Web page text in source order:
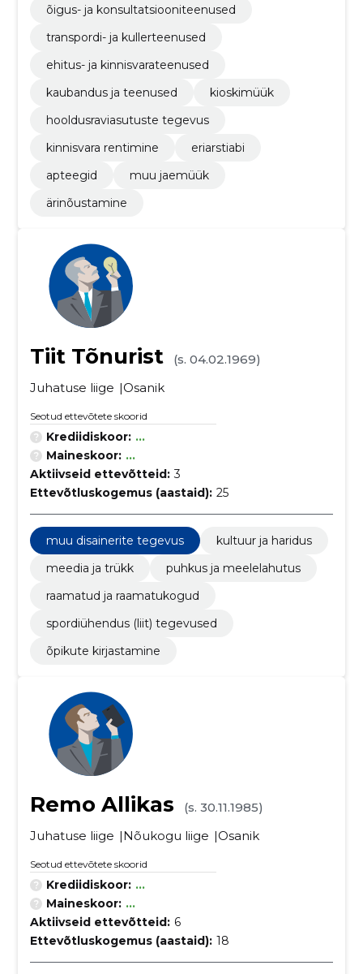
õigus- ja konsultatsiooniteenused
transpordi- ja kullerteenused
ehitus- ja kinnisvarateenused
kaubandus ja teenused
kioskimüük
hooldusraviasutuste tegevus
kinnisvara rentimine
eriarstiabi
apteegid
muu jaemüük
ärinõustamine
Tiit Tõnurist
(s. 04.02.1969)
Juhatuse liige
Osanik
Seotud ettevõtete skoorid
Krediidiskoor: ...
Maineskoor: ...
Aktiivseid ettevõtteid: 3
Ettevõtluskogemus (aastaid): 25
muu disainerite tegevus
kultuur ja haridus
meedia ja trükk
puhkus ja meelelahutus
raamatud ja raamatukogud
spordiühendus (liit) tegevused
õpikute kirjastamine
Remo Allikas
(s. 30.11.1985)
Juhatuse liige
Nõukogu liige Osanik
Seotud ettevõtete skoorid
Krediidiskoor: ...
Maineskoor: ...
Aktiivseid ettevõtteid: 6
Ettevõtluskogemus (aastaid): 18